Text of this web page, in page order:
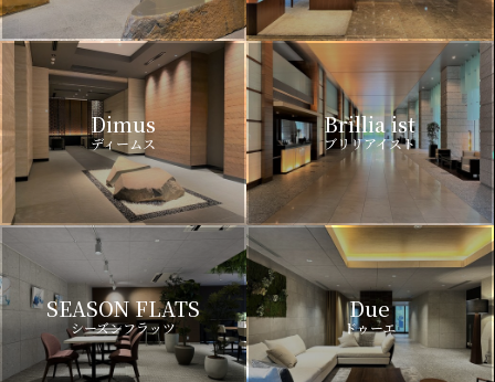
Dimus
ディームス
Brillia ist
ブリリアイスト
SEASON FLATS
シーズンフラッツ
Due
ドゥーエ